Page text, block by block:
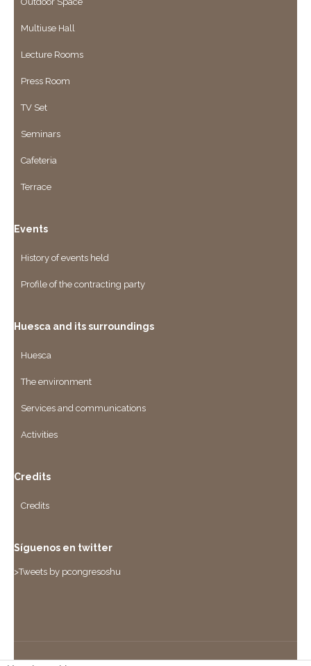
Multiuse Hall
Lecture Rooms
Press Room
TV Set
Seminars
Cafeteria
Terrace
Events
History of events held
Profile of the contracting party
Huesca and its surroundings
Huesca
The environment
Services and communications
Activities
Credits
Credits
Síguenos en twitter
>Tweets by pcongresoshu